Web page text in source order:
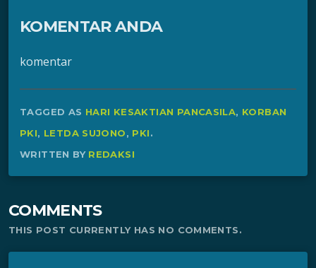
KOMENTAR ANDA
komentar
TAGGED AS HARI KESAKTIAN PANCASILA, KORBAN
PKI, LETDA SUJONO, PKI.
WRITTEN BY REDAKSI
COMMENTS
THIS POST CURRENTLY HAS NO COMMENTS.